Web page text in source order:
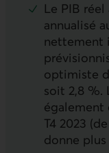
Le PIB réel
annualisé
nettement
optimiste
soit 2,8 %.
également
T4 2023
donne